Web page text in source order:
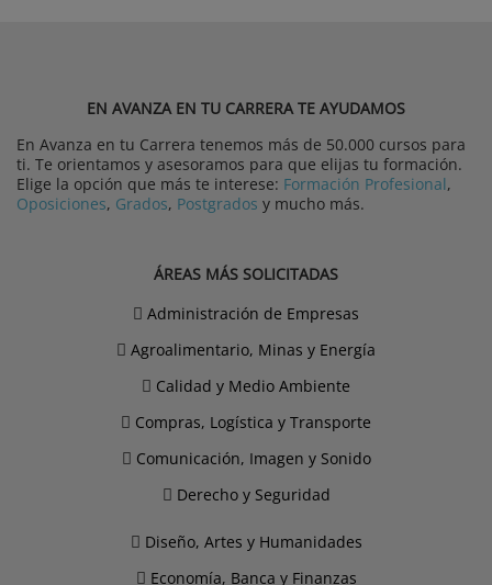
EN AVANZA EN TU CARRERA TE AYUDAMOS
En Avanza en tu Carrera tenemos más de 50.000 cursos para
ti. Te orientamos y asesoramos para que elijas tu formación.
Elige la opción que más te interese: Formación Profesional,
Oposiciones, Grados, Postgrados y mucho más.
ÁREAS MÁS SOLICITADAS
Administración de Empresas
Agroalimentario, Minas y Energía
Calidad y Medio Ambiente
Compras, Logística y Transporte
Comunicación, Imagen y Sonido
Derecho y Seguridad
Diseño, Artes y Humanidades
Economía, Banca y Finanzas